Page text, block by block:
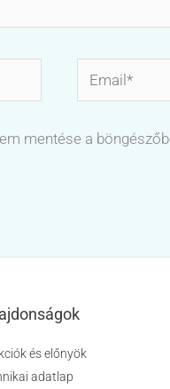
Email*
mentése a
és előnyök
adatlap